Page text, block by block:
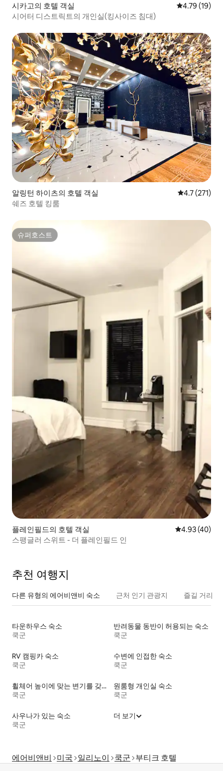
시카고의 호텔 객실 평점 4.79점
4.79 (19)
시어터 디스트릭트의 개인실(킹사이즈 침대)
알링턴 하이츠의 호텔 객실 평점 4.7점(5
4.7 (271)
쉐즈 호텔 킹룸
슈퍼호스트
슈퍼호스트
플레인필드의 호텔 객실 평점 4.93점(5
4.93 (40)
스팽글러 스위트 - 더 플레인필드 인
추천 여행지
다른 유형의 에어비앤비 숙소 근처 인기 관광지 즐길 거리
타운하우스 숙소
쿡군
반려동물 동반이 허용되는 숙소
쿡군
RV 캠핑카 숙소
쿡군
수변에 인접한 숙소
쿡군
휠체어 높이에 맞는 변기를 갖춘 숙소
쿡군
원룸형 개인실 숙소
쿡군
사우나가 있는 숙소
쿡군
더 보기
에어비앤비 미국 일리노이 쿡군 부티크 호텔